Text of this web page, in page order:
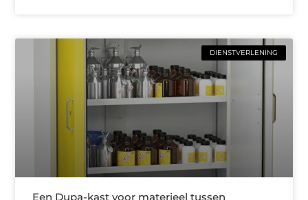
DIENSTVERLENING
Een Dupa-kast voor materieel tussen